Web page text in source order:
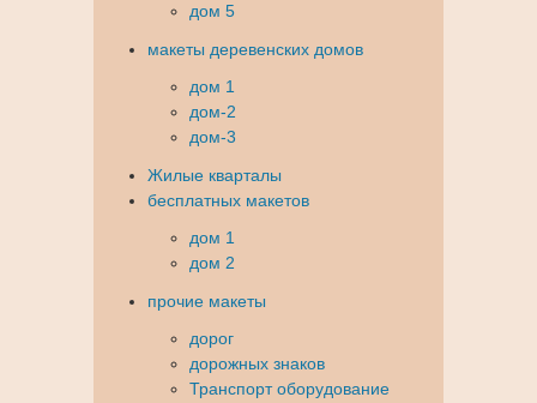
дом 5
макеты деревенских домов
дом 1
дом-2
дом-3
Жилые кварталы
бесплатных макетов
дом 1
дом 2
прочие макеты
дорог
дорожных знаков
Транспорт оборудование